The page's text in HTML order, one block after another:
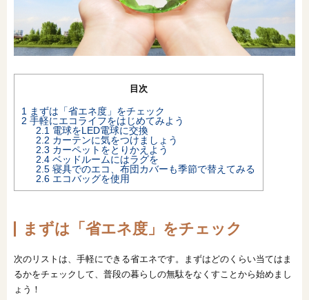
目次
1
まずは「省エネ度」をチェック
2 手軽にエコライフをはじめてみよう
2.1 電球をLED電球に交換
2.2 カーテンに気をつけましょう
2.3 カーペットをとりかえよう
2.4 ベッドルームにはラグを
2.5 寝具でのエコ、布団カバーも季節で替えてみる
2.6 エコバッグを使用
まずは「省エネ度」をチェック
次のリストは、手軽にできる省エネです。まずはどのくらい当てはま
るかをチェックして、普段の暮らしの無駄をなくすことから始めまし
ょう！